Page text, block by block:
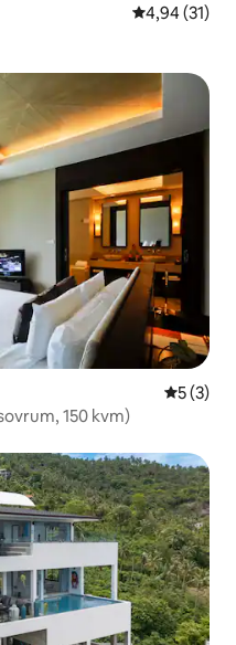
4,94 av 5 i
4,94 (31)
5 av 5 i
5 (3)
150 kvm)